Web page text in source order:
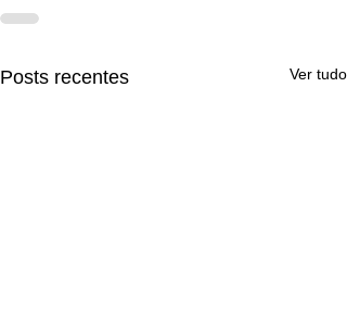
Posts recentes Ver tudo